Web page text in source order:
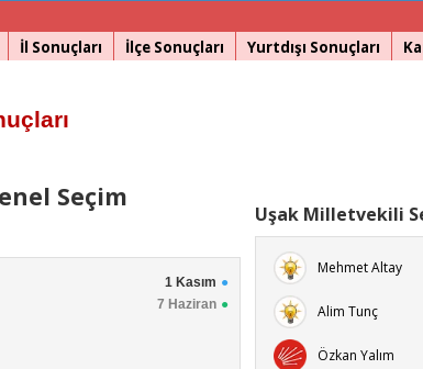
İl Sonuçları İlçe Sonuçları Yurtdışı Sonuçları
Seçim
1 Kasım
7 Haziran
Uşak Milletvekili
Mehmet Altay
Alim Tunç
Özkan Yalım